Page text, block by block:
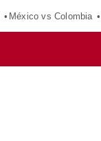
México vs Colombia